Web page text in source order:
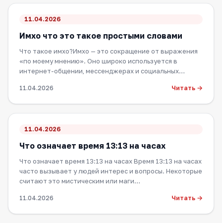
11.04.2026
Имхо что это такое простыми словами
Что такое имхо?Имхо — это сокращение от выражения
«по моему мнению». Оно широко используется в
интернет-общении, мессенджерах и социальных…
11.04.2026 Читать →
11.04.2026
Что означает время 13:13 на часах
Что означает время 13:13 на часах Время 13:13 на часах
часто вызывает у людей интерес и вопросы. Некоторые
считают это мистическим или маги…
11.04.2026 Читать →